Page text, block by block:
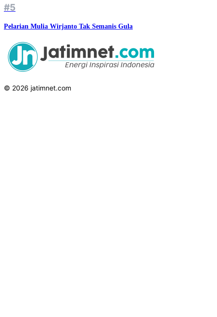
#5
Pelarian Mulia Wirjanto Tak Semanis Gula
© 2026 jatimnet.com